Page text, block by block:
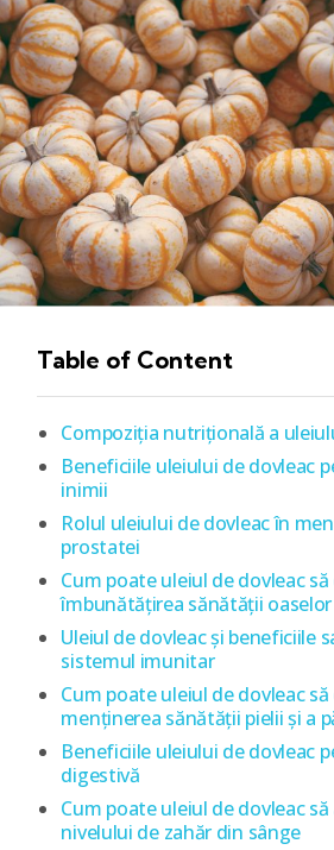
Table of Content
Compoziția nutrițională a
Beneficiile uleiului de dovleac
inimii
Rolul uleiului de dovleac în
prostatei
Cum poate uleiul de dovleac
îmbunătățirea sănătății oaselor
Uleiul de dovleac și beneficiile
sistemul imunitar
Cum poate uleiul de dovleac
menținerea sănătății pielii și a
Beneficiile uleiului de dovleac
digestivă
Cum poate uleiul de dovleac
nivelului de zahăr din sânge